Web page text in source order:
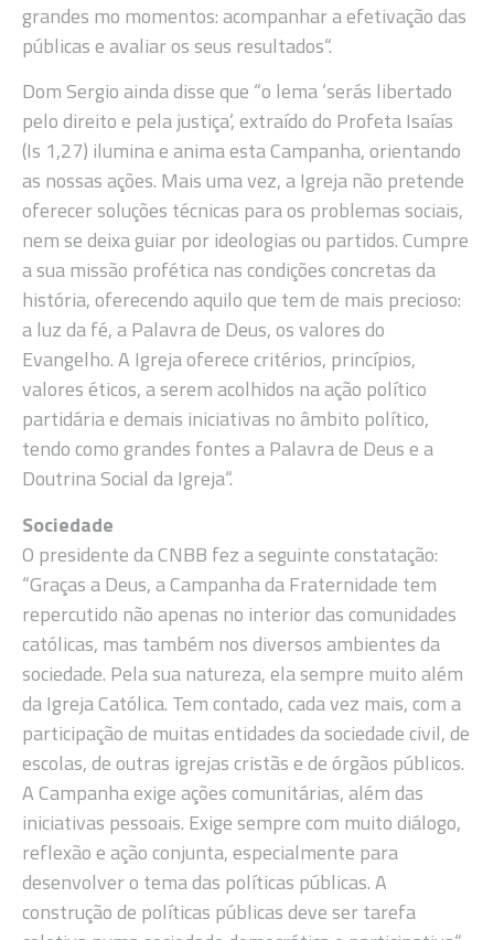
grandes mo momentos: acompanhar a efetivação das
públicas e avaliar os seus resultados“.
Dom Sergio ainda disse que “o lema ‘serás libertado
pelo direito e pela justiça’, extraído do Profeta Isaías
(Is 1,27) ilumina e anima esta Campanha, orientando
as nossas ações. Mais uma vez, a Igreja não pretende
oferecer soluções técnicas para os problemas sociais,
nem se deixa guiar por ideologias ou partidos. Cumpre
a sua missão profética nas condições concretas da
história, oferecendo aquilo que tem de mais precioso:
a luz da fé, a Palavra de Deus, os valores do
Evangelho. A Igreja oferece critérios, princípios,
valores éticos, a serem acolhidos na ação político
partidária e demais iniciativas no âmbito político,
tendo como grandes fontes a Palavra de Deus e a
Doutrina Social da Igreja“.
Sociedade
O presidente da CNBB fez a seguinte constatação:
“Graças a Deus, a Campanha da Fraternidade tem
repercutido não apenas no interior das comunidades
católicas, mas também nos diversos ambientes da
sociedade. Pela sua natureza, ela sempre muito além
da Igreja Católica. Tem contado, cada vez mais, com a
participação de muitas entidades da sociedade civil, de
escolas, de outras igrejas cristãs e de órgãos públicos.
A Campanha exige ações comunitárias, além das
iniciativas pessoais. Exige sempre com muito diálogo,
reflexão e ação conjunta, especialmente para
desenvolver o tema das políticas públicas. A
construção de políticas públicas deve ser tarefa